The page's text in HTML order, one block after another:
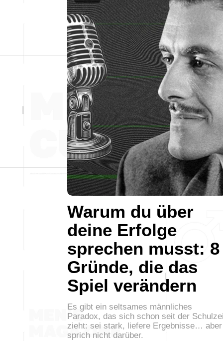
Warum du über
deine Erfolge
sprechen musst: 8
Gründe, die das
Spiel verändern
Es gibt ein seltsames männliches
Paradox, das sich schon seit der
zieht: sei stark, liefere Ergebnisse… aber
sprich nicht darüber.